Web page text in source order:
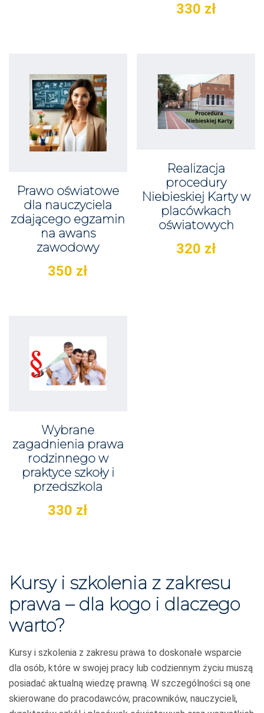
330 zł
Prawo oświatowe
dla nauczyciela
zdającego egzamin
na awans
zawodowy
350 zł
Realizacja
procedury
Niebieskiej Karty w
placówkach
oświatowych
320 zł
Wybrane
zagadnienia prawa
rodzinnego w
praktyce szkoły i
przedszkola
330 zł
Kursy i szkolenia z zakresu
prawa – dla kogo i dlaczego
warto?
Kursy i szkolenia z zakresu prawa to doskonałe wsparcie
dla osób, które w swojej pracy lub codziennym życiu muszą
posiadać aktualną wiedzę prawną. W szczególności są one
skierowane do pracodawców, pracowników, nauczycieli,